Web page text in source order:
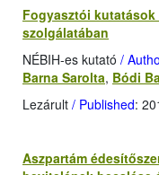
Fogyasztói
szolgálatában
NÉBIH-es kutató /
Barna Sarolta, Bódi
Lezárult / Published:
Aszpartám